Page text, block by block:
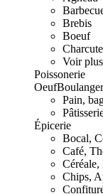
Brebis
Boeuf
Voir
Poissonerie
Oeuf
Pain,
Épicerie
Bocal,
Café,
Céréale,
Chips,